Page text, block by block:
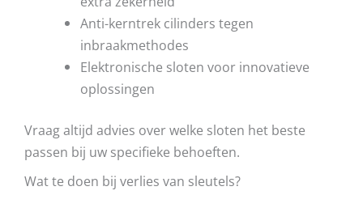
Anti-kerntrek cilinders tegen
inbraakmethodes
Elektronische sloten voor innovatieve
oplossingen
Vraag altijd advies over welke sloten het beste
passen bij uw specifieke behoeften.
Wat te doen bij verlies van sleutels?